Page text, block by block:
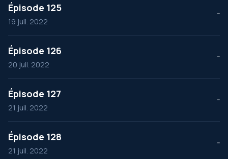
Épisode 125
19 juil. 2022
--
Épisode 126
20 juil. 2022
--
Épisode 127
21 juil. 2022
--
Épisode 128
21 juil. 2022
--